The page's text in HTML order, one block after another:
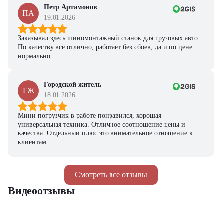
Смотреть все отзывы
ПА
Петр Артамонов
19.01.2026
Заказывал здесь шиномонтажный станок для грузовых авто.
По качеству всё отлично, работает без сбоев, да и по цене
нормально.
ГЖ
Городской житель
18.01.2026
Мини погрузчик в работе понравился, хорошая
универсальная техника. Отличное соотношение цены и
качества. Отдельный плюс это внимательное отношение к
клиентам.
Видеоотзывы